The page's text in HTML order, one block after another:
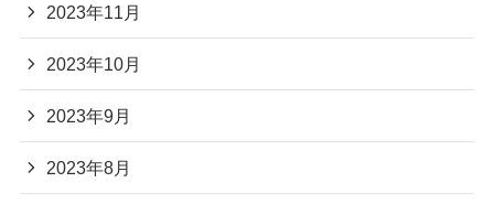
2023年11月
2023年10月
2023年9月
2023年8月